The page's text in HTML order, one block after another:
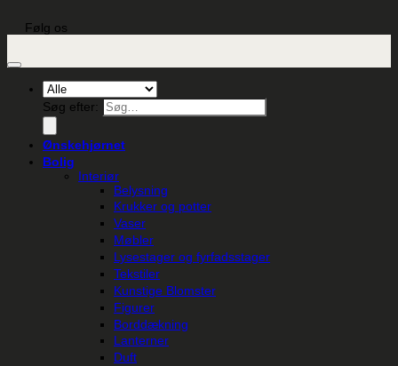
Følg os
Søg efter:
Ønskehjørnet
Bolig
Interiør
Belysning
Krukker og potter
Vaser
Møbler
Lysestager og fyrfadsstager
Tekstiler
Kunstige Blomster
Figurer
Borddækning
Lanterner
Duft